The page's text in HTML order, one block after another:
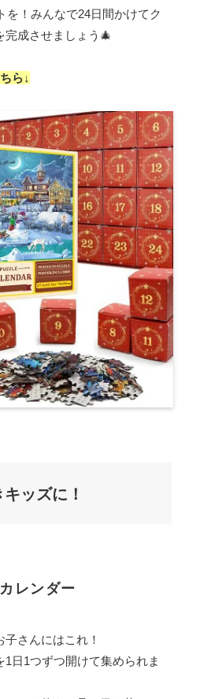
を！みんなで24日間かけてク
完成させましょう🎄
ら↓
ッズに！
レンダー
さんにはこれ！
日1つずつ開けて集められま